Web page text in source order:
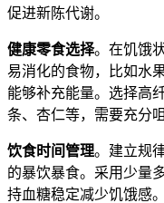
促进新陈代谢。
健康零食选择。在饥饿
易消化的食物，比如水
能够补充能量。选择高
条、杏仁等，需要充分
饮食时间管理。建立规
的暴饮暴食。采用少量
持血糖稳定减少饥饿感